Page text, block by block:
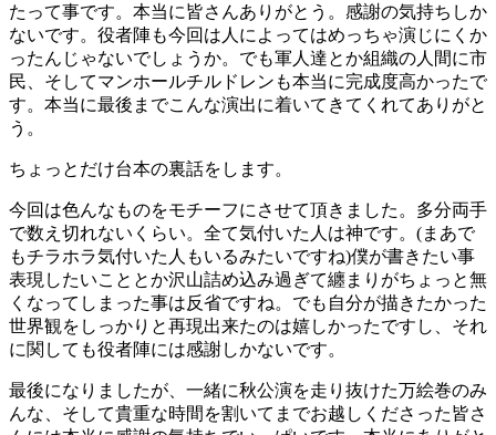
たって事です。本当に皆さんありがとう。感謝の気持ちしか
ないです。役者陣も今回は人によってはめっちゃ演じにくか
ったんじゃないでしょうか。でも軍人達とか組織の人間に市
民、そしてマンホールチルドレンも本当に完成度高かったで
す。本当に最後までこんな演出に着いてきてくれてありがと
う。
ちょっとだけ台本の裏話をします。
今回は色んなものをモチーフにさせて頂きました。多分両手
で数え切れないくらい。全て気付いた人は神です。(まあで
もチラホラ気付いた人もいるみたいですね)僕が書きたい事
表現したいこととか沢山詰め込み過ぎて纏まりがちょっと無
くなってしまった事は反省ですね。でも自分が描きたかった
世界観をしっかりと再現出来たのは嬉しかったですし、それ
に関しても役者陣には感謝しかないです。
最後になりましたが、一緒に秋公演を走り抜けた万絵巻のみ
んな、そして貴重な時間を割いてまでお越しくださった皆さ